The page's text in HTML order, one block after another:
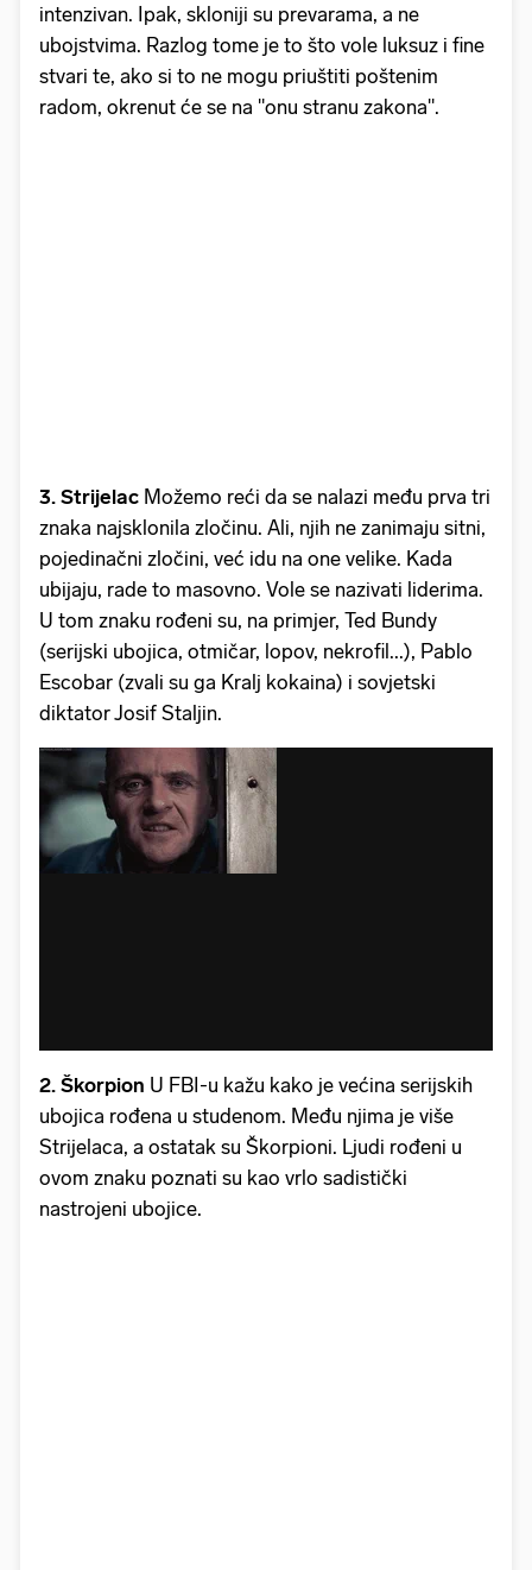
intenzivan. Ipak, skloniji su prevarama, a ne
ubojstvima. Razlog tome je to što vole luksuz i fine
stvari te, ako si to ne mogu priuštiti poštenim
radom, okrenut će se na "onu stranu zakona".
3. Strijelac Možemo reći da se nalazi među prva tri
znaka najsklonila zločinu. Ali, njih ne zanimaju sitni,
pojedinačni zločini, već idu na one velike. Kada
ubijaju, rade to masovno. Vole se nazivati liderima.
U tom znaku rođeni su, na primjer, Ted Bundy
(serijski ubojica, otmičar, lopov, nekrofil...), Pablo
Escobar (zvali su ga Kralj kokaina) i sovjetski
diktator Josif Staljin.
2. Škorpion U FBI-u kažu kako je većina serijskih
ubojica rođena u studenom. Među njima je više
Strijelaca, a ostatak su Škorpioni. Ljudi rođeni u
ovom znaku poznati su kao vrlo sadistički
nastrojeni ubojice.